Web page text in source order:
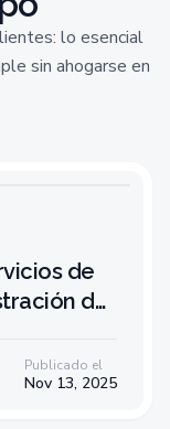
lo esencial
sin ahogarse en
de
de
Publicado el
Nov 13, 2025